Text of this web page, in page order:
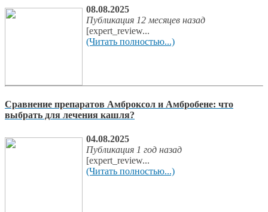
08.08.2025
Публикация 12 месяцев назад
[expert_review...
(Читать полностью...)
Сравнение препаратов Амброксол и Амбробене: что
выбрать для лечения кашля?
04.08.2025
Публикация 1 год назад
[expert_review...
(Читать полностью...)